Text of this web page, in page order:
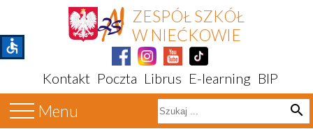
ZESPÓŁ SZKÓŁ
W NIEĆKOWIE
Kontakt Poczta Librus E-learning BIP
Menu search
accessible